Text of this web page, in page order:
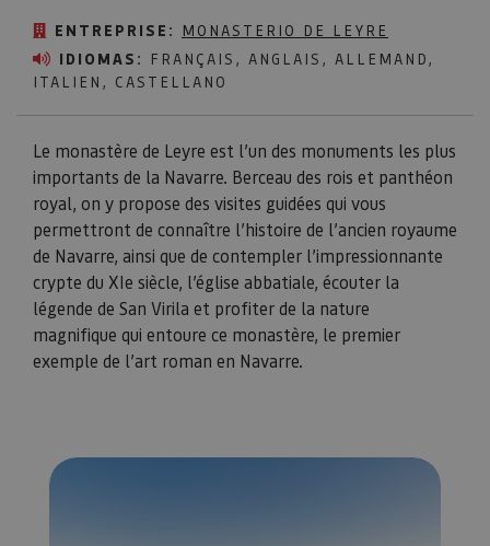
ENTREPRISE: MONASTERIO DE LEYRE
IDIOMAS:
FRANÇAIS, ANGLAIS, ALLEMAND,
ITALIEN, CASTELLANO
Le monastère de Leyre est l’un des monuments les plus
importants de la Navarre. Berceau des rois et panthéon
royal, on y propose des visites guidées qui vous
permettront de connaître l’histoire de l’ancien royaume
de Navarre, ainsi que de contempler l’impressionnante
crypte du XIe siècle, l’église abbatiale, écouter la
légende de San Virila et profiter de la nature
magnifique qui entoure ce monastère, le premier
exemple de l’art roman en Navarre.